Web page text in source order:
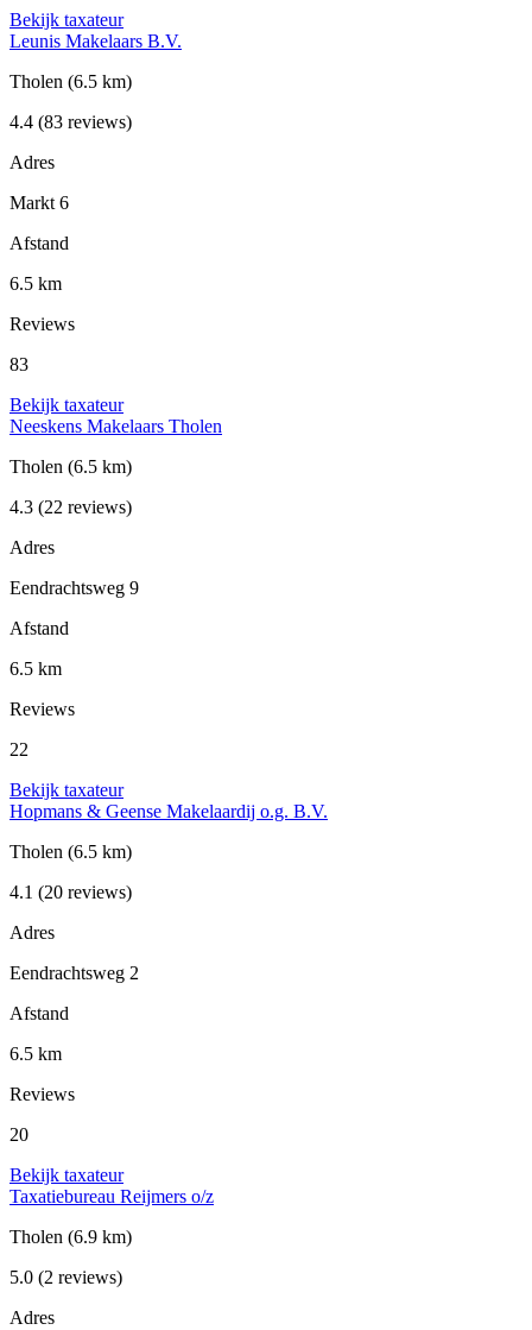
Bekijk taxateur
Leunis Makelaars B.V.
Tholen (6.5 km)
4.4 (83 reviews)
Adres
Markt 6
Afstand
6.5 km
Reviews
83
Bekijk taxateur
Neeskens Makelaars Tholen
Tholen (6.5 km)
4.3 (22 reviews)
Adres
Eendrachtsweg 9
Afstand
6.5 km
Reviews
22
Bekijk taxateur
Hopmans & Geense Makelaardij o.g. B.V.
Tholen (6.5 km)
4.1 (20 reviews)
Adres
Eendrachtsweg 2
Afstand
6.5 km
Reviews
20
Bekijk taxateur
Taxatiebureau Reijmers o/z
Tholen (6.9 km)
5.0 (2 reviews)
Adres